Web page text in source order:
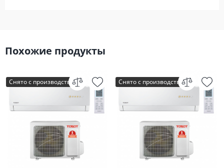
Похожие продукты
Снято с производства Снято с производства